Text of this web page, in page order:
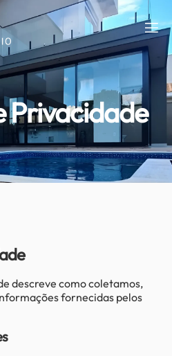
Privacidade
descreve como coletamos,
fornecidas pelos